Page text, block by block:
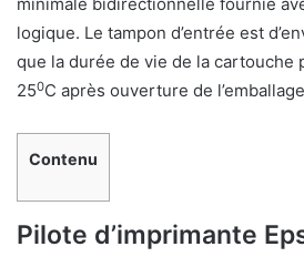
logique. Le tampon d’entrée est
que la durée de vie de la cartouche
250C après ouverture de
Contenu
Pilote d’imprimante